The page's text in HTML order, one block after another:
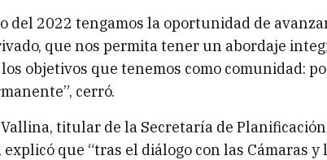
del 2022 tengamos la oportunidad de
que nos permita tener un abordaje
objetivos que tenemos como comunidad:
cerró.
titular de la Secretaría de
que “tras el diálogo con las Cámaras y